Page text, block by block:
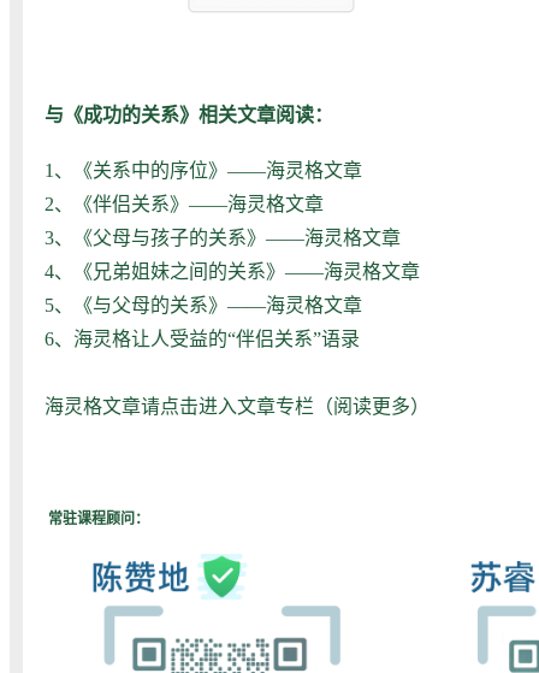
与《成功的关系》相关文章阅读：
1、
《关系中的序位》——海灵格文章
2、
《伴侣关系》——海灵格文章
3、
《父母与孩子的关系》——海灵格文章
4、
《兄弟姐妹之间的关系》——海灵格文章
5、
《与父母的关系》——海灵格文章
6、 海灵格让人受益的“伴侣关系”语录
海灵格文章请点击进入文章专栏（阅读更多）
常驻课程顾问：